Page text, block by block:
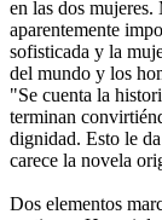
en las dos mujeres.
aparentemente
sofisticada y la
del mundo y los
"Se cuenta la
terminan
dignidad. Esto le
carece la novela
Dos elementos